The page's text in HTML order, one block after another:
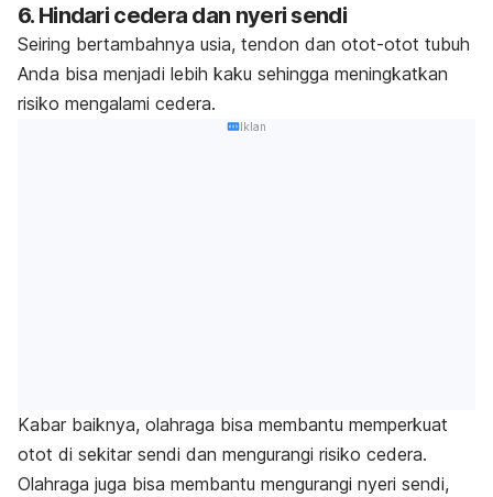
6. Hindari cedera dan nyeri sendi
Seiring bertambahnya usia, tendon dan otot-otot tubuh
Anda bisa menjadi lebih kaku sehingga meningkatkan
risiko mengalami cedera.
Iklan
Kabar baiknya, olahraga bisa membantu memperkuat
otot di sekitar sendi dan mengurangi risiko cedera.
Olahraga juga bisa membantu mengurangi nyeri sendi,